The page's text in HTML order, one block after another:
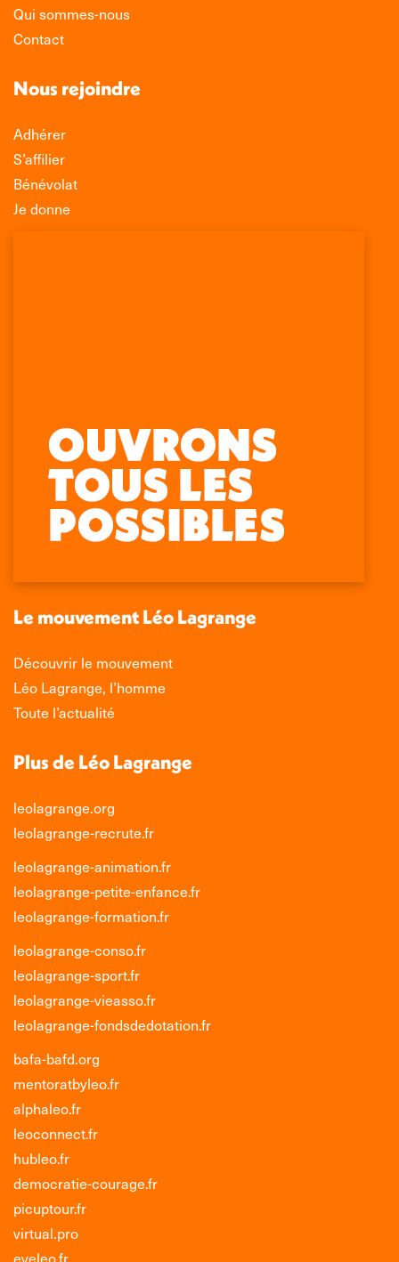
Qui sommes-nous
Contact
Nous rejoindre
Adhérer
S’affilier
Bénévolat
Je donne
Retrouvez-nous sur :
Facebook
s'ouvre
une
fenêtre
La
page
X
s'ouvre
une
fenêtre
La
page
LinkedIn
s'ouvre
une
fenêtre
La
page
Instagram
s'ouvre
une
nouvelle
fenêtre
Le mouvement Léo Lagrange
Découvrir le mouvement
Léo Lagrange, l’homme
Toute l’actualité
Plus de Léo Lagrange
leolagrange.org
leolagrange-recrute.fr
leolagrange-animation.fr
leolagrange-petite-enfance.fr
leolagrange-formation.fr
leolagrange-conso.fr
leolagrange-sport.fr
leolagrange-vieasso.fr
leolagrange-fondsdedotation.fr
bafa-bafd.org
mentoratbyleo.fr
alphaleo.fr
leoconnect.fr
hubleo.fr
democratie-courage.fr
picuptour.fr
virtual.pro
eveleo.fr